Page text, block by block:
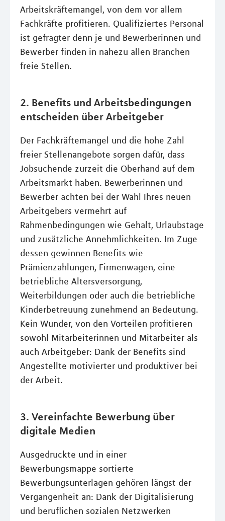
Arbeitskräftemangel, von dem vor allem
Fachkräfte profitieren. Qualifiziertes Personal
ist gefragter denn je und Bewerberinnen und
Bewerber finden in nahezu allen Branchen
freie Stellen.
2. Benefits und Arbeitsbedingungen
entscheiden über Arbeitgeber
Der Fachkräftemangel und die hohe Zahl
freier Stellenangebote sorgen dafür, dass
Jobsuchende zurzeit die Oberhand auf dem
Arbeitsmarkt haben. Bewerberinnen und
Bewerber achten bei der Wahl Ihres neuen
Arbeitgebers vermehrt auf
Rahmenbedingungen wie Gehalt, Urlaubstage
und zusätzliche Annehmlichkeiten. Im Zuge
dessen gewinnen Benefits wie
Prämienzahlungen, Firmenwagen, eine
betriebliche Altersversorgung,
Weiterbildungen oder auch die betriebliche
Kinderbetreuung zunehmend an Bedeutung.
Kein Wunder, von den Vorteilen profitieren
sowohl Mitarbeiterinnen und Mitarbeiter als
auch Arbeitgeber: Dank der Benefits sind
Angestellte motivierter und produktiver bei
der Arbeit.
3. Vereinfachte Bewerbung über
digitale Medien
Ausgedruckte und in einer
Bewerbungsmappe sortierte
Bewerbungsunterlagen gehören längst der
Vergangenheit an: Dank der Digitalisierung
und beruflichen sozialen Netzwerken